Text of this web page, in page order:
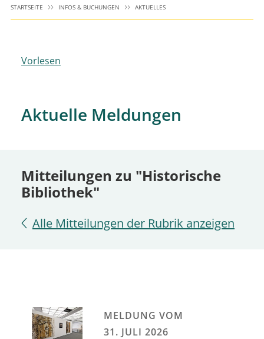
STARTSEITE INFOS & BUCHUNGEN AKTUELLES
Vorlesen
Aktuelle Meldungen
Mitteilungen zu "Historische
Bibliothek"
Alle Mitteilungen der Rubrik anzeigen
MELDUNG VOM
31. JULI 2026